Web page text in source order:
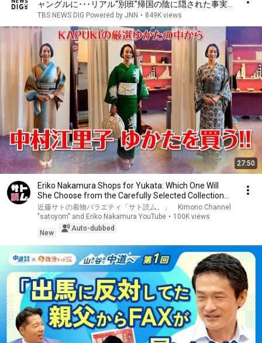
ャングルに･･･リアル“別班”帰国の陰に隠された事実
とは【報道の日2025】
TBS NEWS DIG Powered by JNN • 849K views
27:50
Eriko Nakamura Shops for Yukata: Which One Will
She Choose from the Carefully Selected Collection...
近藤サトの着物バラエティ「サト読ム。」 Kimono Channel
"satoyom" and Eriko Nakamura YouTube • 100K views
New
Auto-dubbed